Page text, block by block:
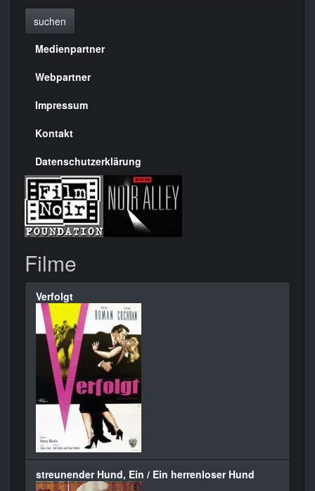
suchen
Menülinks
rechte
Seite
Medienpartner
Webpartner
Impressum
Kontakt
Datenschutzerklärung
Filme
Verfolgt
streunender Hund, Ein / Ein herrenloser Hund